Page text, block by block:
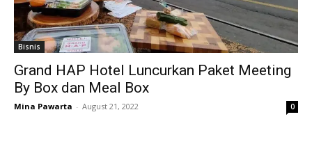
Bisnis
Grand HAP Hotel Luncurkan Paket Meeting
By Box dan Meal Box
Mina Pawarta - August 21, 2022 0